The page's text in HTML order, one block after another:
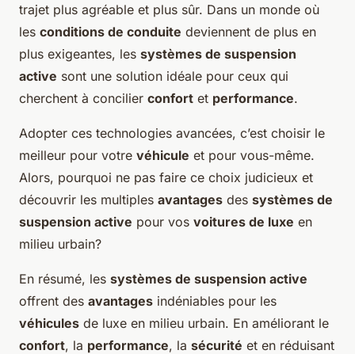
trajet plus agréable et plus sûr. Dans un monde où
les conditions de conduite deviennent de plus en
plus exigeantes, les systèmes de suspension
active sont une solution idéale pour ceux qui
cherchent à concilier confort et performance.
Adopter ces technologies avancées, c’est choisir le
meilleur pour votre véhicule et pour vous-même.
Alors, pourquoi ne pas faire ce choix judicieux et
découvrir les multiples avantages des systèmes de
suspension active pour vos voitures de luxe en
milieu urbain?
En résumé, les systèmes de suspension active
offrent des avantages indéniables pour les
véhicules de luxe en milieu urbain. En améliorant le
confort, la performance, la sécurité et en réduisant